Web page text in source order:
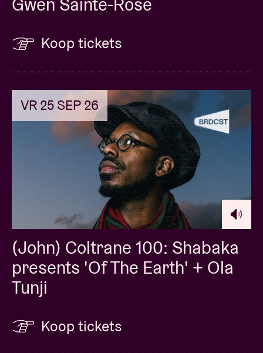
Gwen Sainte-Rose
Koop tickets
VR 25 SEP 26
(John) Coltrane 100: Shabaka
presents 'Of The Earth' + Ola
Tunji
Koop tickets